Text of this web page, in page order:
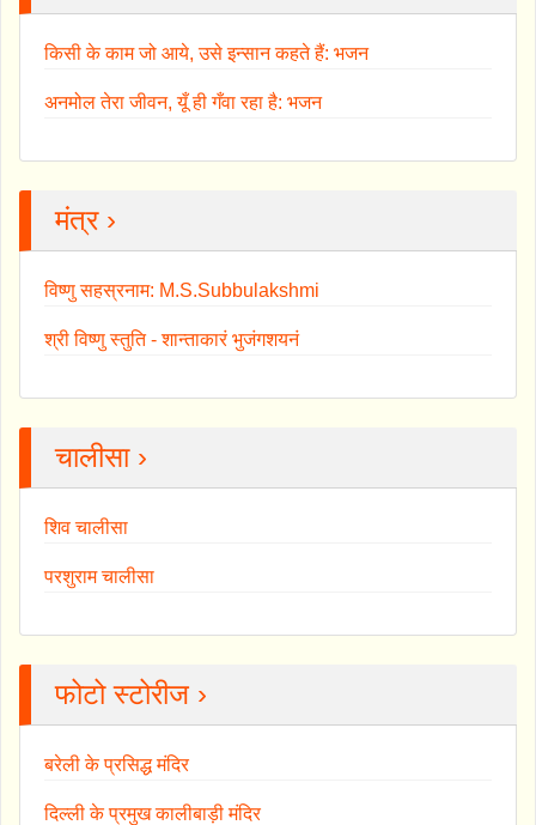
किसी के काम जो आये, उसे इन्सान कहते हैं: भजन
अनमोल तेरा जीवन, यूँ ही गँवा रहा है: भजन
मंत्र ›
विष्णु सहस्रनाम: M.S.Subbulakshmi
श्री विष्णु स्तुति - शान्ताकारं भुजंगशयनं
चालीसा ›
शिव चालीसा
परशुराम चालीसा
फोटो स्टोरीज ›
बरेली के प्रसिद्ध मंदिर
दिल्ली के प्रमुख कालीबाड़ी मंदिर